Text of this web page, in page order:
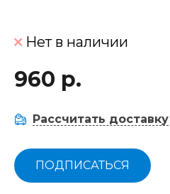
Нет в наличии
960 р.
Рассчитать доставку
ПОДПИСАТЬСЯ